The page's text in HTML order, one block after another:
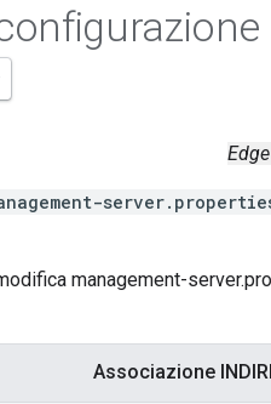
management-
Associazione